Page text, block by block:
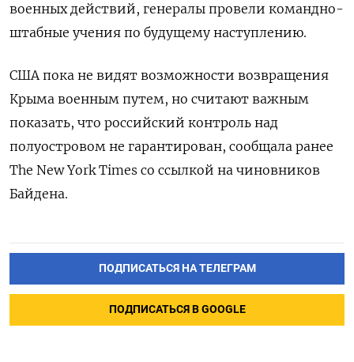
военных действий, генералы провели командно-
штабные учения по будущему наступлению.
США пока не видят возможности возвращения
Крыма военным путем, но считают важным
показать, что российский контроль над
полуостровом не гарантирован, сообщала ранее
The New York Times со ссылкой на чиновников
Байдена.
ПОДПИСАТЬСЯ НА ТЕЛЕГРАМ
ПОДПИСАТЬСЯ В GOOGLE